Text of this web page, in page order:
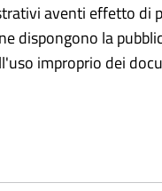
aventi effetto di
dispongono la
improprio dei